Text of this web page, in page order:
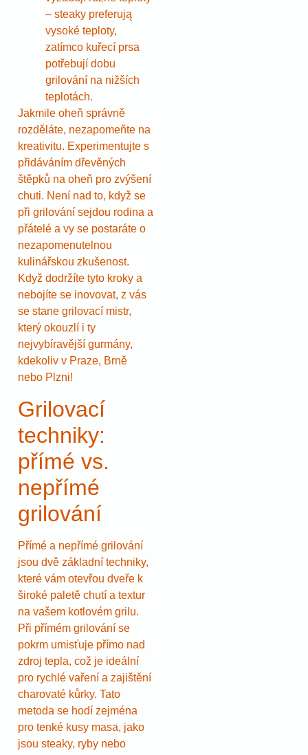
– steaky preferują
vysoké teploty,
zatímco kuřecí prsa
potřebují dobu
grilování na nižších
teplotách.
Jakmile oheň správně
rozděláte, nezapomeňte na
kreativitu. Experimentujte s
přidáváním dřevěných
štěpků na oheň pro zvýšení
chuti. Není nad to, když se
při grilování sejdou rodina a
přátelé a vy se postaráte o
nezapomenutelnou
kulinářskou zkušenost.
Když dodržíte tyto kroky a
nebojíte se inovovat, z vás
se stane grilovací mistr,
který okouzlí i ty
nejvybíravější gurmány,
kdekoliv v Praze, Brně
nebo Plzni!
Grilovací
techniky:
přímé vs.
nepřímé
grilování
Přímé a nepřímé grilování
jsou dvě základní techniky,
které vám otevřou dveře k
široké paletě chutí a textur
na vašem kotlovém grilu.
Při přímém grilování se
pokrm umisťuje přímo nad
zdroj tepla, což je ideální
pro rychlé vaření a zajištění
charovaté kůrky. Tato
metoda se hodí zejména
pro tenké kusy masa, jako
jsou steaky, ryby nebo